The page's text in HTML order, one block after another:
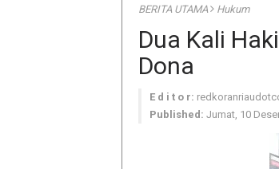
BERITA UTAMA Hukum
Dua Kali
Dona
E d i t o r:
Published: Jumat, 10